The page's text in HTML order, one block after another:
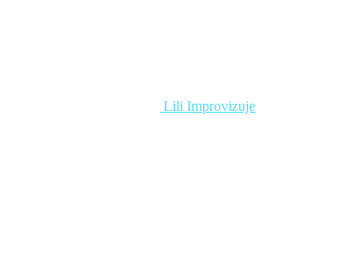
Lili Improvizuje